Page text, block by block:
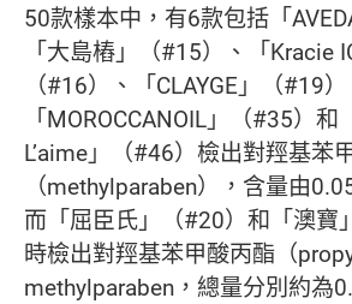
50款樣本中，有6款包括「
「大島樁」（#15）、「Kracie
（#16）、「CLAYGE」（#19）
「MOROCCANOIL」（#35）和
L’aime」（#46）檢出對羥基苯
（methylparaben），含量由
而「屈臣氏」（#20）和「澳寶
時檢出對羥基苯甲酸丙酯（
methylparaben，總量分別約為